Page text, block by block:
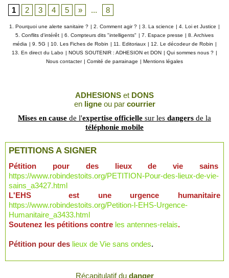
ADHESIONS et DONS
en ligneou par courrier
Mises en cause de l'expertise officielle sur les dangers de la
téléphonie mobile
PETITIONS A SIGNER
Pétition pour des lieux de vie sains
https://www.robindestoits.org/PETITION-Pour-des-lieux-de-vie-
sains_a3427.html
L'EHS est une urgence humanitaire
https://www.robindestoits.org/Petition-l-EHS-Urgence-
Humanitaire_a3433.html
Soutenez les pétitions contre les antennes-relais.
Pétition pour des lieux de Vie sans ondes.
Récapitulatifdu danger
1
2 3 4 5 » ... 8
1. Pourquoi une alerte sanitaire ? | 2. Comment agir ? | 3. La science | 4. Loi et Justice |
5. Conflits d'intérêt | 6. Compteurs dits "intelligents" | 7. Espace presse | 8. Archives
média | 9. 5G | 10. Les Fiches de Robin | 11. Editoriaux | 12. Le décodeur de Robin |
13. En direct du Labo | NOUS SOUTENIR : ADHESION et DON | Qui sommes nous ? |
Nous contacter | Comité de parrainage | Mentions légales